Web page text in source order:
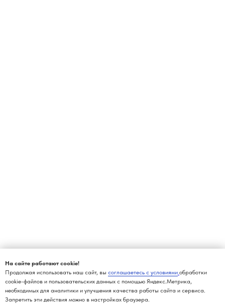
На сайте работают cookie!
Продолжая использовать наш сайт, вы соглашаетесь с условиями обработки
cookie-файлов и пользовательских данных с помощью Яндекс.Метрика,
необходимых для аналитики и улучшения качества работы сайта и сервиса.
Запретить эти действия можно в настройках браузера.